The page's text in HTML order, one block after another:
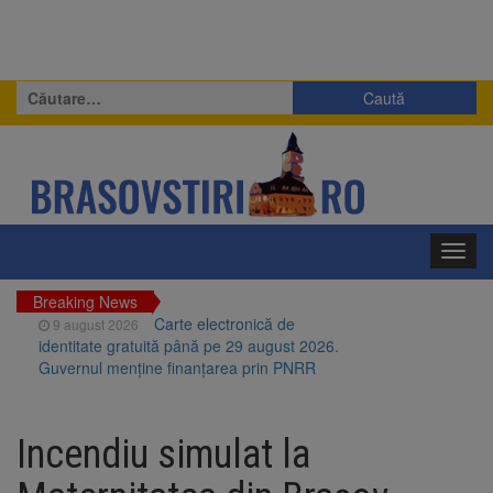
Caută
după:
Breaking News
9 august 2026
Carte electronică de
identitate gratuită până pe 29 august 2026.
Guvernul menține finanțarea prin PNRR
Brașovului vor fi restaurate. Contractul de
finanțare a fost semnat
Incendiu simulat la